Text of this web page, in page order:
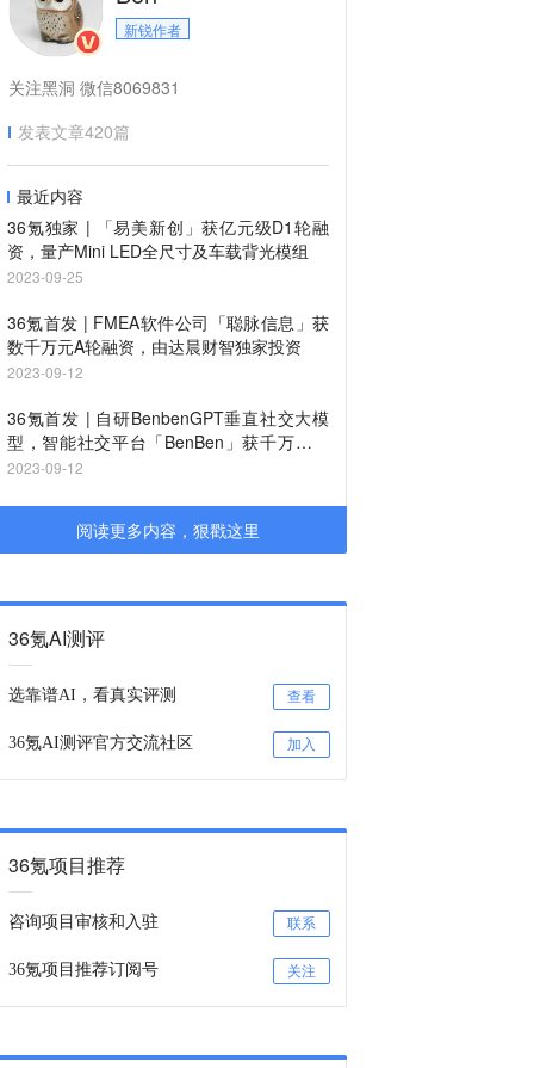
新锐作者
关注黑洞 微信8069831
发表文章420篇
最近内容
36氪独家 | 「易美新创」获亿元级D1轮融
资，量产Mini LED全尺寸及车载背光模组
2023-09-25
36氪首发 | FMEA软件公司「聪脉信息」获
数千万元A轮融资，由达晨财智独家投资
2023-09-12
36氪首发 | 自研BenbenGPT垂直社交大模
型，智能社交平台「BenBen」获千万级种
子轮融资
2023-09-12
阅读更多内容，狠戳这里
36氪AI测评
选靠谱AI，看真实评测 查看
36氪AI测评官方交流社区 加入
36氪项目推荐
咨询项目审核和入驻 联系
36氪项目推荐订阅号 关注